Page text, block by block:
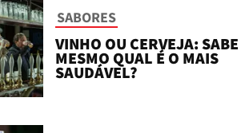
SABORES
VINHO OU CERVEJA: SABE
MESMO QUAL É O MAIS
SAUDÁVEL?